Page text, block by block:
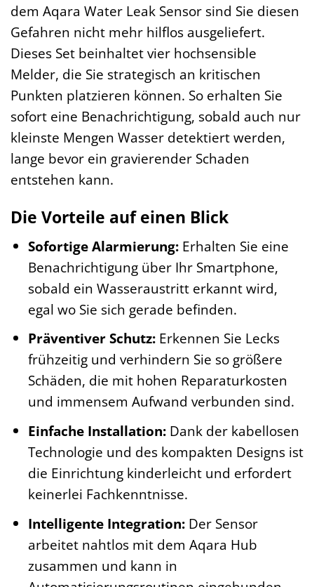
dem Aqara Water Leak Sensor sind Sie diesen
Gefahren nicht mehr hilflos ausgeliefert.
Dieses Set beinhaltet vier hochsensible
Melder, die Sie strategisch an kritischen
Punkten platzieren können. So erhalten Sie
sofort eine Benachrichtigung, sobald auch nur
kleinste Mengen Wasser detektiert werden,
lange bevor ein gravierender Schaden
entstehen kann.
Die Vorteile auf einen Blick
Sofortige Alarmierung:Erhalten Sie eine
Benachrichtigung über Ihr Smartphone,
sobald ein Wasseraustritt erkannt wird,
egal wo Sie sich gerade befinden.
Präventiver Schutz:Erkennen Sie Lecks
frühzeitig und verhindern Sie so größere
Schäden, die mit hohen Reparaturkosten
und immensem Aufwand verbunden sind.
Einfache Installation:Dank der kabellosen
Technologie und des kompakten Designs ist
die Einrichtung kinderleicht und erfordert
keinerlei Fachkenntnisse.
Intelligente Integration:Der Sensor
arbeitet nahtlos mit dem Aqara Hub
zusammen und kann in